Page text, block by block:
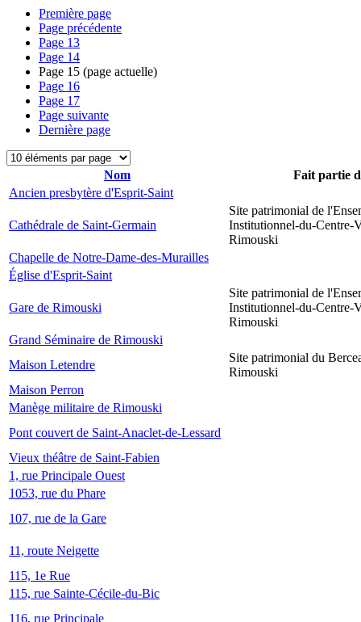
Première page
Page précédente
Page 13
Page 14
Page 15 (page actuelle)
Page 16
Page 17
Page suivante
Dernière page
Nom
Fait partie
Ancien presbytère d'Esprit-Saint
Cathédrale de Saint-Germain
Site patrimonial de
Institutionnel-du-Centre-
Rimouski
Chapelle de Notre-Dame-des-Murailles
Église d'Esprit-Saint
Gare de Rimouski
Site patrimonial de
Institutionnel-du-Centre-
Rimouski
Grand Séminaire de Rimouski
Maison Letendre
Site patrimonial du
Rimouski
Maison Perron
Manège militaire de Rimouski
Pont couvert de Saint-Anaclet-de-Lessard
Vieux théâtre de Saint-Fabien
1, rue Principale Ouest
1053, rue du Phare
107, rue de la Gare
11, route Neigette
115, 1e Rue
115, rue Sainte-Cécile-du-Bic
116, rue Principale